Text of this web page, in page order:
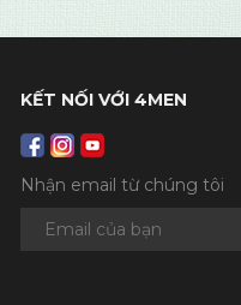
KẾT NỐI VỚI 4MEN
Nhận email từ chúng tôi